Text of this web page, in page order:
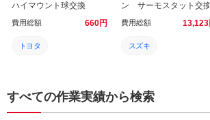
ハイマウント球交換
費用総額 660円
トヨタ
修理
ン サーモスタット交
費用総額 13,123
スズキ
修理
すべての作業実績から検索